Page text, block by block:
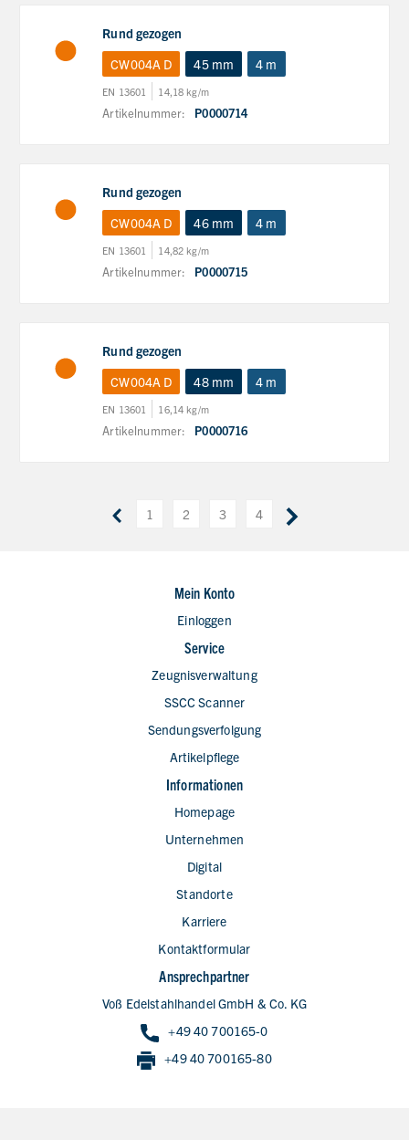
Rund gezogen
CW004A D
45 mm 4 m
EN 13601 14,18 kg/m
Artikelnummer: P0000714
Rund gezogen
CW004A D
46 mm 4 m
EN 13601 14,82 kg/m
Artikelnummer: P0000715
Rund gezogen
CW004A D
48 mm 4 m
EN 13601 16,14 kg/m
Artikelnummer: P0000716
1 2 3 4
Mein Konto
Einloggen
Service
Zeugnisverwaltung
SSCC Scanner
Sendungsverfolgung
Artikelpflege
Informationen
Homepage
Unternehmen
Digital
Standorte
Karriere
Kontaktformular
Ansprechpartner
Voß Edelstahlhandel GmbH & Co. KG
+49 40 700165-0
+49 40 700165-80